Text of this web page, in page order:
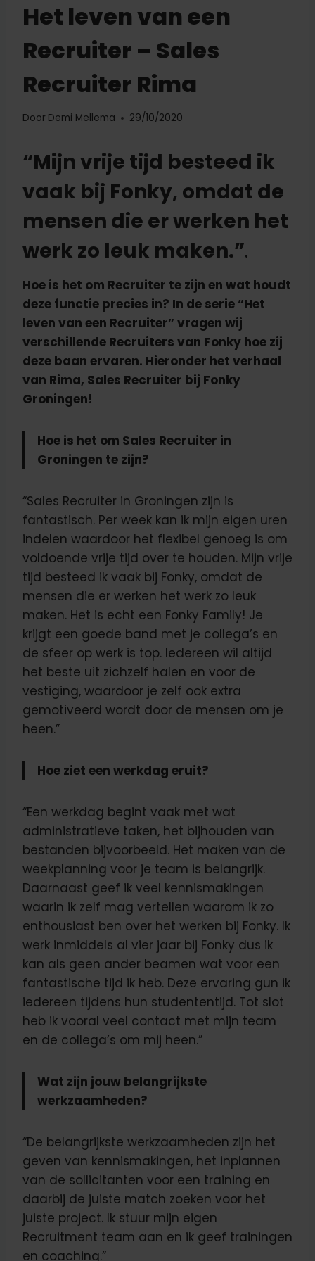
Het leven van een
Recruiter – Sales
Recruiter Rima
Door Demi Mellema 29/10/2020
“Mijn vrije tijd besteed ik
vaak bij Fonky, omdat de
mensen die er werken het
werk zo leuk maken.”.
Hoe is het om Recruiter te zijn en wat houdt
deze functie precies in? In de serie “Het
leven van een Recruiter” vragen wij
verschillende Recruiters van Fonky hoe zij
deze baan ervaren. Hieronder het verhaal
van Rima, Sales Recruiter bij Fonky
Groningen!
Hoe is het om Sales Recruiter in
Groningen te zijn?
“Sales Recruiter in Groningen zijn is
fantastisch. Per week kan ik mijn eigen uren
indelen waardoor het flexibel genoeg is om
voldoende vrije tijd over te houden. Mijn vrije
tijd besteed ik vaak bij Fonky, omdat de
mensen die er werken het werk zo leuk
maken. Het is echt een Fonky Family! Je
krijgt een goede band met je collega’s en
de sfeer op werk is top. Iedereen wil altijd
het beste uit zichzelf halen en voor de
vestiging, waardoor je zelf ook extra
gemotiveerd wordt door de mensen om je
heen.”
Hoe ziet een werkdag eruit?
“Een werkdag begint vaak met wat
administratieve taken, het bijhouden van
bestanden bijvoorbeeld. Het maken van de
weekplanning voor je team is belangrijk.
Daarnaast geef ik veel kennismakingen
waarin ik zelf mag vertellen waarom ik zo
enthousiast ben over het werken bij Fonky. Ik
werk inmiddels al vier jaar bij Fonky dus ik
kan als geen ander beamen wat voor een
fantastische tijd ik heb. Deze ervaring gun ik
iedereen tijdens hun studententijd. Tot slot
heb ik vooral veel contact met mijn team
en de collega’s om mij heen.”
Wat zijn jouw belangrijkste
werkzaamheden?
“De belangrijkste werkzaamheden zijn het
geven van kennismakingen, het inplannen
van de sollicitanten voor een training en
daarbij de juiste match zoeken voor het
juiste project. Ik stuur mijn eigen
Recruitment team aan en ik geef trainingen
en coaching.”